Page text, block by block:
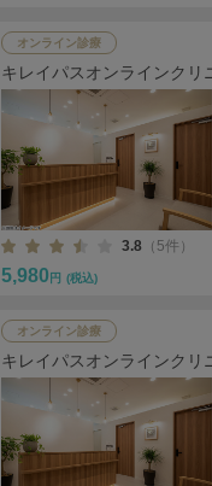
オンライン診療
キレイパスオンラインクリ
3.8 （5件）
5,980 円 (税込)
オンライン診療
キレイパスオンラインクリ